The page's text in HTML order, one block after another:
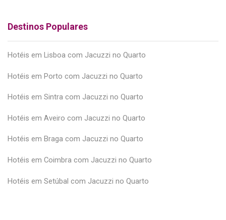
Destinos Populares
Hotéis em Lisboa com Jacuzzi no Quarto
Hotéis em Porto com Jacuzzi no Quarto
Hotéis em Sintra com Jacuzzi no Quarto
Hotéis em Aveiro com Jacuzzi no Quarto
Hotéis em Braga com Jacuzzi no Quarto
Hotéis em Coimbra com Jacuzzi no Quarto
Hotéis em Setúbal com Jacuzzi no Quarto